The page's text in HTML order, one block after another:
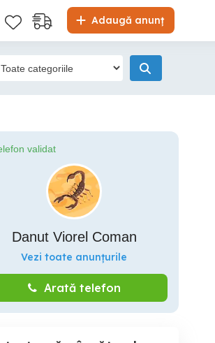
Adaugă anunț
validat
Danut Viorel Coman
Vezi toate anunțurile
Arată telefon